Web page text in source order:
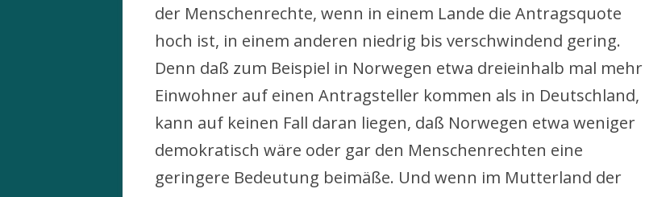
der Menschenrechte, wenn in einem Lande die Antragsquote
hoch ist, in einem anderen niedrig bis verschwindend gering.
Denn daß zum Beispiel in Norwegen etwa dreieinhalb mal mehr
Einwohner auf einen Antragsteller kommen als in Deutschland,
kann auf keinen Fall daran liegen, daß Norwegen etwa weniger
demokratisch wäre oder gar den Menschenrechten eine
geringere Bedeutung beimäße. Und wenn im Mutterland der